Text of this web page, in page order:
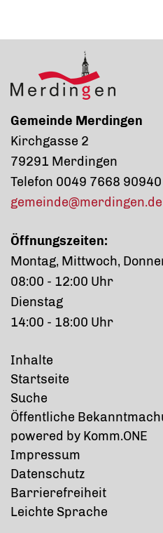
Gemeinde Merdingen
Kirchgasse 2
79291 Merdingen
Telefon 0049 7668 90940
gemeinde@merdingen.de
Öffnungszeiten:
Montag, Mittwoch,
08:00 - 12:00 Uhr
Dienstag
14:00 - 18:00 Uhr
Inhalte
Startseite
Suche
Öffentliche
powered by Komm.ONE
Impressum
Datenschutz
Barrierefreiheit
Leichte Sprache